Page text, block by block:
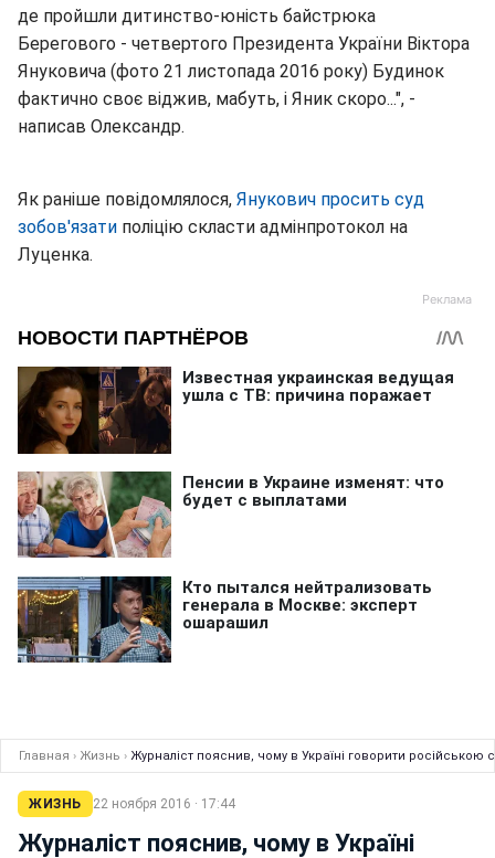
де пройшли дитинство-юність байстрюка
Берегового - четвертого Президента України Віктора
Януковича (фото 21 листопада 2016 року) Будинок
фактично своє віджив, мабуть, і Яник скоро...", -
написав Олександр.
Як раніше повідомлялося, Янукович просить суд
зобов'язати поліцію скласти адмінпротокол на
Луценка.
Главная › Жизнь › Журналіст пояснив, чому в Україні говорити російською
ЖИЗНЬ 22 ноября 2016 · 17:44
Журналіст пояснив, чому в Україні